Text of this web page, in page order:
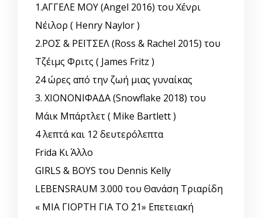
1.ΑΓΓΕΛΕ ΜΟΥ (Angel 2016) του Χένρι
Νέιλορ ( Henry Naylor )
2.ΡΟΣ & ΡΕΪΤΣΕΛ (Ross & Rachel 2015) του
Τζέιμς Φριτς ( James Fritz )
24 ώρες από την ζωή μιας γυναίκας
3. ΧΙΟΝΟΝΙΦΑΔΑ (Snowflake 2018) του
Μάικ Μπάρτλετ ( Mike Bartlett )
4 λεπτά και 12 δευτερόλεπτα
Frida Κι Άλλο
GIRLS & BOYS του Dennis Kelly
LEBENSRAUM 3.000 του Θανάση Τριαρίδη
« ΜΙΑ ΓΙΟΡΤΗ ΓΙΑ ΤΟ ΄21» Επετειακή